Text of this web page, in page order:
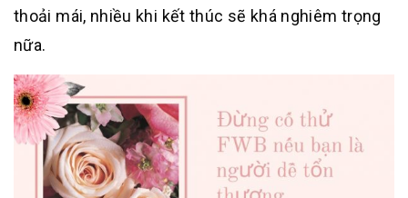
thoải mái, nhiều khi kết thúc sẽ khá nghiêm trọng
nữa.